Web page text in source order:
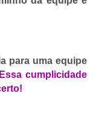
para uma equipe
Essacumplicidade